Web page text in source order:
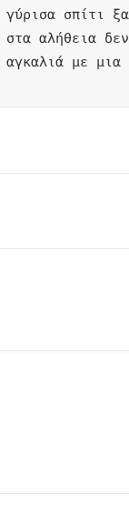
σπίτι
αλήθεια
με μια